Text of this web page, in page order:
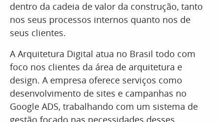
dentro da cadeia de valor da construção, tanto
nos seus processos internos quanto nos de
seus clientes.
A Arquitetura Digital atua no Brasil todo com
foco nos clientes da área de arquitetura e
design. A empresa oferece serviços como
desenvolvimento de sites e campanhas no
Google ADS, trabalhando com um sistema de
gestão focado nas necessidades desses